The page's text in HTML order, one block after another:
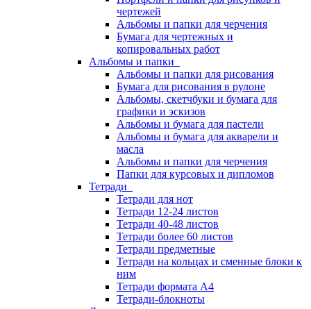
чертежей
Альбомы и папки для черчения
Бумага для чертежных и
копировальных работ
Альбомы и папки
Альбомы и папки для рисования
Бумага для рисования в рулоне
Альбомы, скетчбуки и бумага для
графики и эскизов
Альбомы и бумага для пастели
Альбомы и бумага для акварели и
масла
Альбомы и папки для черчения
Папки для курсовых и дипломов
Тетради
Тетради для нот
Тетради 12-24 листов
Тетради 40-48 листов
Тетради более 60 листов
Тетради предметные
Тетради на кольцах и сменные блоки к
ним
Тетради формата А4
Тетради-блокноты